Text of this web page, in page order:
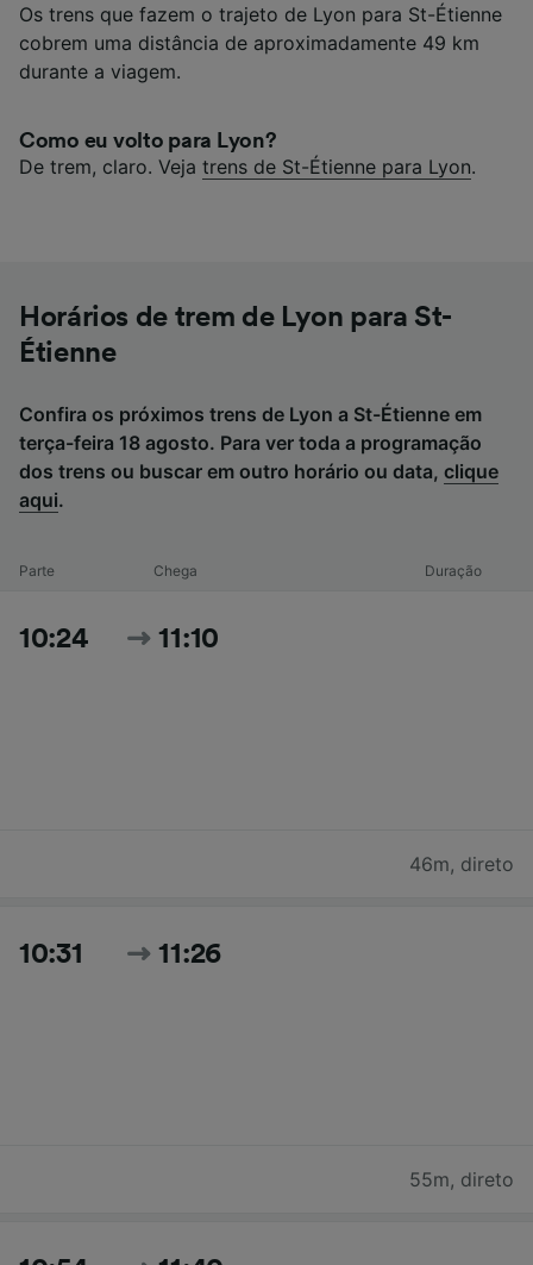
Os trens que fazem o trajeto de Lyon para St-Étienne
cobrem uma distância de aproximadamente 49 km
durante a viagem.
Como eu volto para Lyon?
De trem, claro. Veja trens de St-Étienne para Lyon.
Horários de trem de Lyon para St-
Étienne
Confira os próximos trens de Lyon a St-Étienne em
terça-feira 18 agosto. Para ver toda a programação
dos trens ou buscar em outro horário ou data, clique
aqui.
Parte Chega Duração
10:24 11:10
46m, direto
10:31 11:26
55m, direto